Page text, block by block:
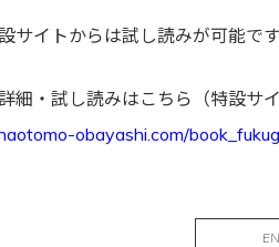
サイトからは試し読みが可能で
細・試し読みはこちら（特設サイ
obayashi.com/